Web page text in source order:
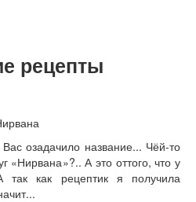
рецепты
озадачило название... Чёй-то
«Нирвана»?.. А это оттого, что у
как рецептик я получила